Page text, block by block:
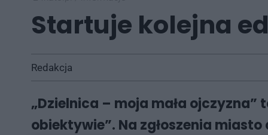
Startuje kolejna
Redakcja
„Dzielnica – moja mała
obiektywie”. Na zgłoszenia